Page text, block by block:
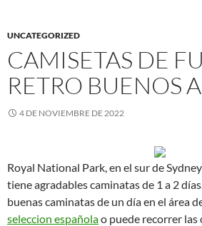
UNCATEGORIZED
CAMISETAS DE
RETRO BUENOS
4 DE NOVIEMBRE DE 2022
Royal National Park, en el sur de
tiene agradables caminatas de 1 a 2
buenas caminatas de un día en el área
seleccion españolao puede recorrer las